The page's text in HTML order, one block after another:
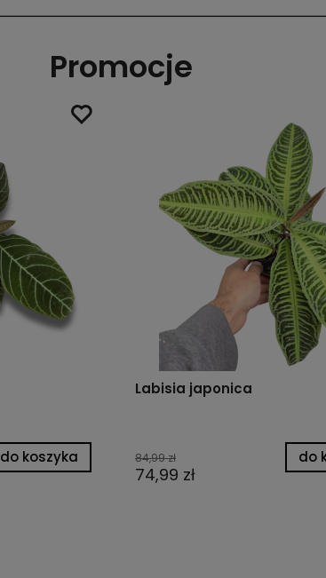
Promocje
do koszyka
Labisia japonica
84,99 zł
74,99 zł
do